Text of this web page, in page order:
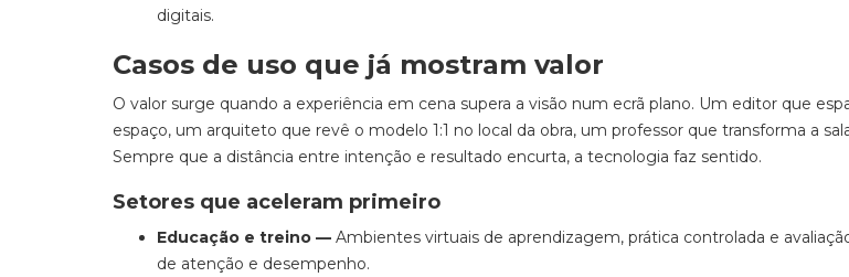
digitais.
Casos de uso que já mostram valor
O valor surge quando a experiência em cena supera a visão num ecrã plano. Um editor que
espaço, um arquiteto que revê o modelo 1:1 no local da obra, um professor que transforma a
Sempre que a distância entre intenção e resultado encurta, a tecnologia faz sentido.
Setores que aceleram primeiro
Educação e treino — Ambientes virtuais de aprendizagem, prática controlada e
de atenção e desempenho.